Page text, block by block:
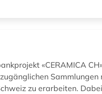
«CERAMICA
Sammlungen
zu erarbeiten.